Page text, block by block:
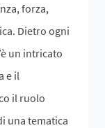
forza,
Dietro ogni
un intricato
e il
il ruolo
una tematica